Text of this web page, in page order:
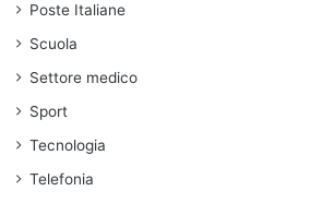
Poste Italiane
Scuola
Settore medico
Sport
Tecnologia
Telefonia